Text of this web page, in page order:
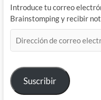
Introduce tu correo
Brainstomping y recibir
de
electrónico
Suscribir